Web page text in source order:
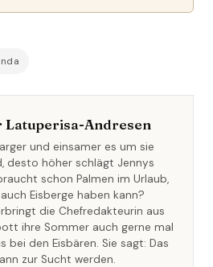
Latuperisa-Andresen
und einsamer es um sie
desto höher schlägt Jennys
schon Palmen im Urlaub,
Eisberge haben kann?
die Chefredakteurin aus
ihre Sommer auch gerne mal
bei den Eisbären. Sie sagt: Das
zur Sucht werden.